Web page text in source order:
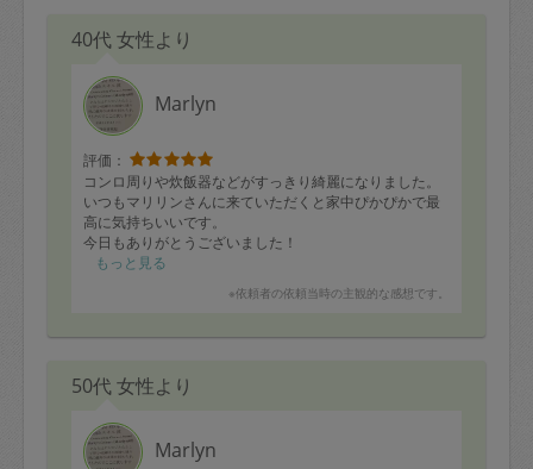
40代 女性より
Marlyn
評価：
コンロ周りや炊飯器などがすっきり綺麗になりました。
いつもマリリンさんに来ていただくと家中ぴかぴかで最
高に気持ちいいです。
今日もありがとうございました！
もっと見る
※依頼者の依頼当時の主観的な感想です。
50代 女性より
Marlyn